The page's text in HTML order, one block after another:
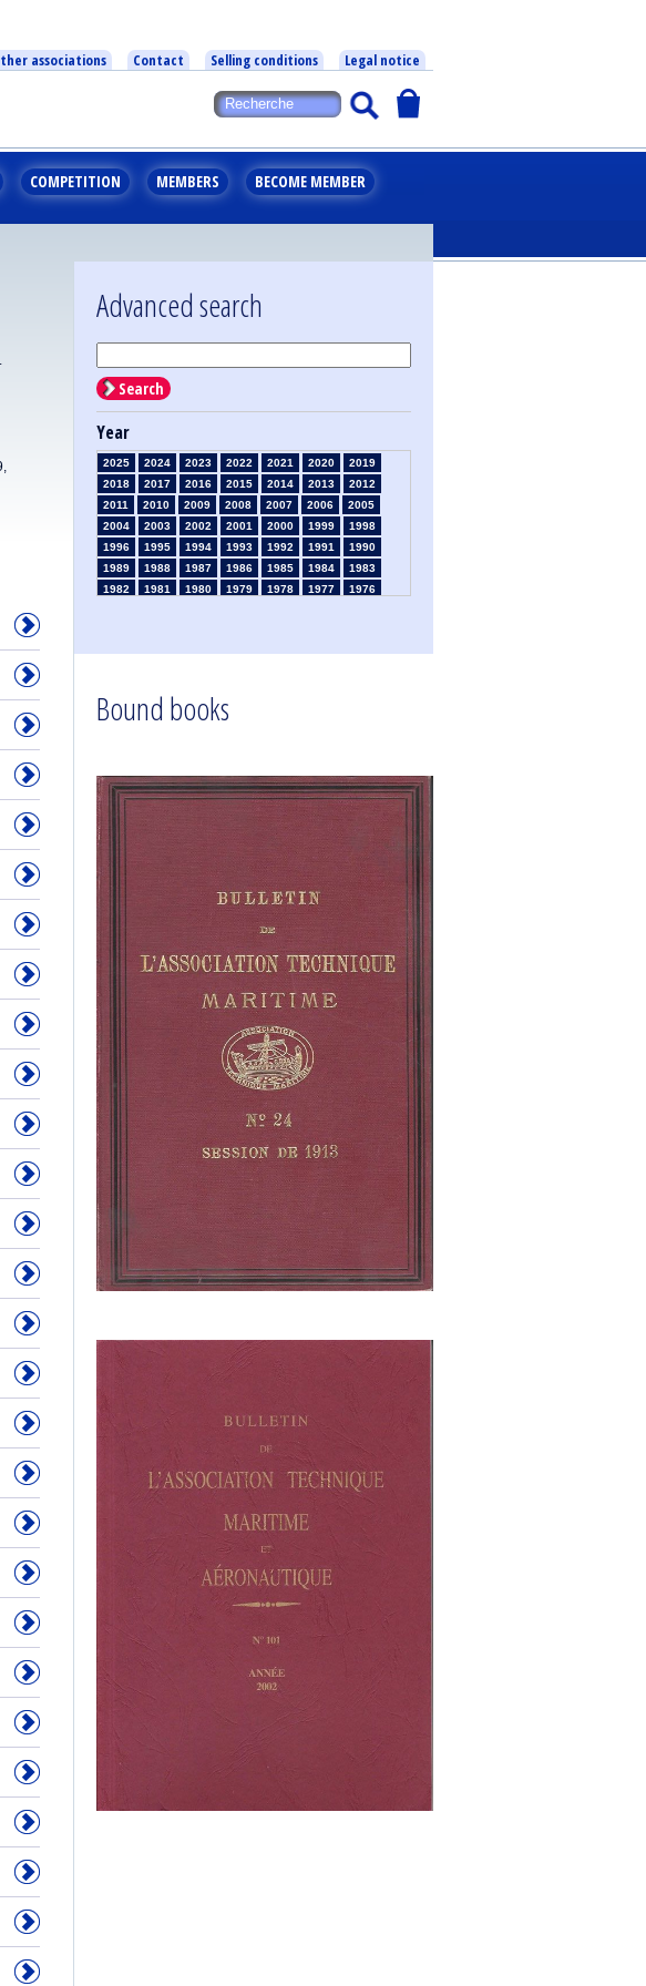
associations Contact Selling conditions Legal notice
COMPETITION MEMBERS BECOME MEMBER
Advanced search
Search
Year
2025 2024 2023 2022 2021 2020
2019
2018
2017 2016 2015 2014 2013
2012
2011
2010 2009 2008 2007 2006
2005
2004
2003 2002 2001 2000 1999
1998
1996
1995 1994 1993 1992 1991
1990
1989
1988 1987 1986 1985 1984
1983
1982
1981 1980 1979 1978 1977
1976
1961
1960 1959 1958 1957 1956
1955
1946
1935
1934 1933 1932
1903
1902 1901 1900 1895 1890
Bound books